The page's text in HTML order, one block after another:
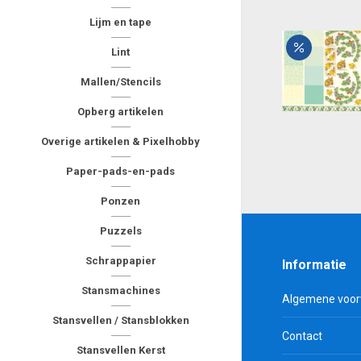
Lijm en tape
Lint
Mallen/Stencils
Opberg artikelen
Overige artikelen & Pixelhobby
Paper-pads-en-pads
Ponzen
Puzzels
Schrappapier
Stansmachines
Stansvellen / Stansblokken
Stansvellen Kerst
Informatie
Algemene
Contact